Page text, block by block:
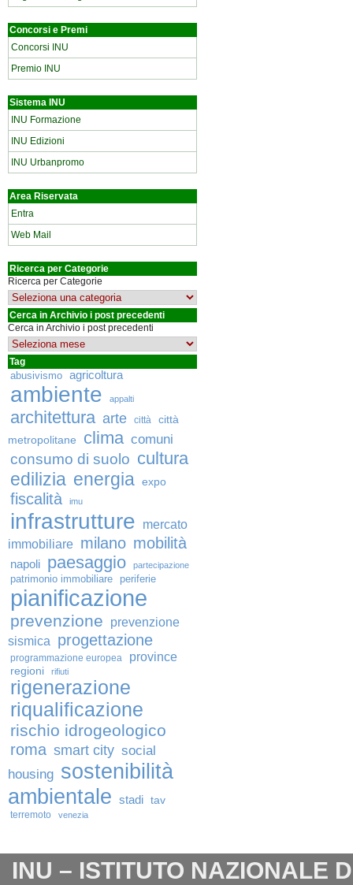
Concorsi e Premi
Concorsi INU
Premio INU
Sistema INU
INU Formazione
INU Edizioni
INU Urbanpromo
Area Riservata
Entra
Web Mail
Ricerca per Categorie
Ricerca per Categorie
Cerca in Archivio i post precedenti
Cerca in Archivio i post precedenti
Tag
abusivismo agricoltura
ambiente appalti
architettura arte città
città
metropolitane
clima comuni
consumo di suolo cultura
edilizia energia expo
fiscalità imu
infrastrutture
mercato
immobiliare milano mobilità
napoli paesaggio partecipazione
patrimonio immobiliare periferie
pianificazione
prevenzione
prevenzione
sismica
progettazione
programmazione europea province
regioni rifiuti
rigenerazione
riqualificazione
rischio idrogeologico
roma smart city social
housing sostenibilità
ambientale stadi tav
terremoto venezia
INU – ISTITUTO NAZIONALE